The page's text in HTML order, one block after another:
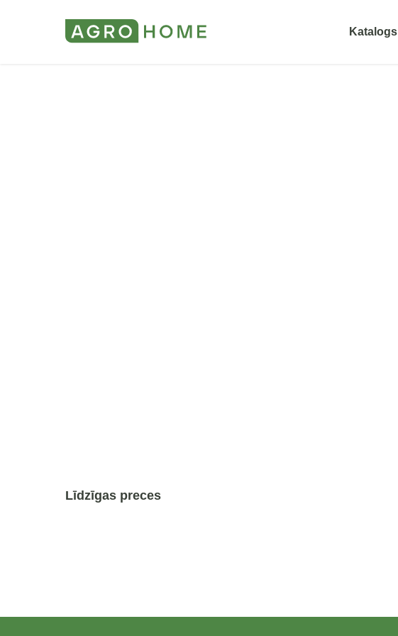
Katalogs
Līdzīgas preces